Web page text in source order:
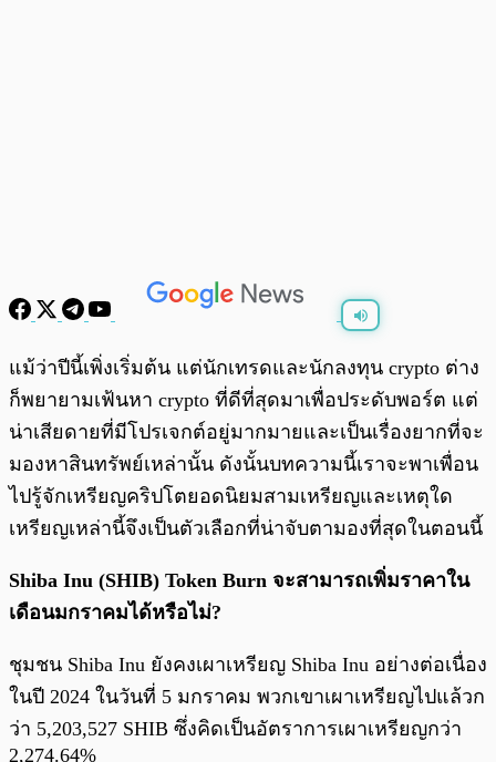
พร้อมเล่น
แม้ว่าปีนี้เพิ่งเริ่มต้น แต่นักเทรดและนักลงทุน crypto ต่าง
ก็พยายามเฟ้นหา crypto ที่ดีที่สุดมาเพื่อประดับพอร์ต แต่
น่าเสียดายที่มีโปรเจกต์อยู่มากมายและเป็นเรื่องยากที่จะ
มองหาสินทรัพย์เหล่านั้น ดังนั้นบทความนี้เราจะพาเพื่อน
ไปรู้จักเหรียญคริปโตยอดนิยมสามเหรียญและเหตุใด
เหรียญเหล่านี้จึงเป็นตัวเลือกที่น่าจับตามองที่สุดในตอนนี้
Shiba Inu (SHIB) Token Burn จะสามารถเพิ่มราคาใน
เดือนมกราคมได้หรือไม่?
ชุมชน Shiba Inu ยังคงเผาเหรียญ Shiba Inu อย่างต่อเนื่อง
ในปี 2024 ในวันที่ 5 มกราคม พวกเขาเผาเหรียญไปแล้วก
ว่า 5,203,527 SHIB ซึ่งคิดเป็นอัตราการเผาเหรียญกว่า
2,274.64%